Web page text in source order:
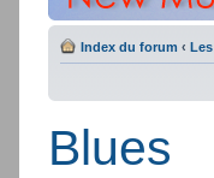
Index du forum ‹
Blues